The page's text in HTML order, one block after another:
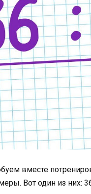
вместе
Вот один из них: